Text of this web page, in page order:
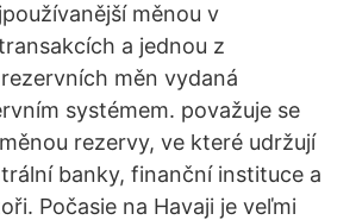
měnou v
a jednou z
měn vydaná
systémem. považuje se
rezervy, ve které udržují
banky, finanční instituce a
Počasie na Havaji je veľmi